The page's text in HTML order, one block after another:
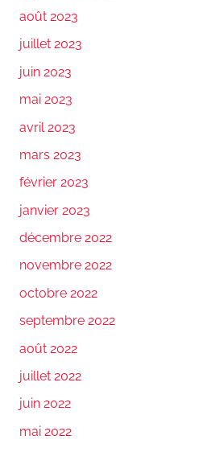
août 2023
juillet 2023
juin 2023
mai 2023
avril 2023
mars 2023
février 2023
janvier 2023
décembre 2022
novembre 2022
octobre 2022
septembre 2022
août 2022
juillet 2022
juin 2022
mai 2022